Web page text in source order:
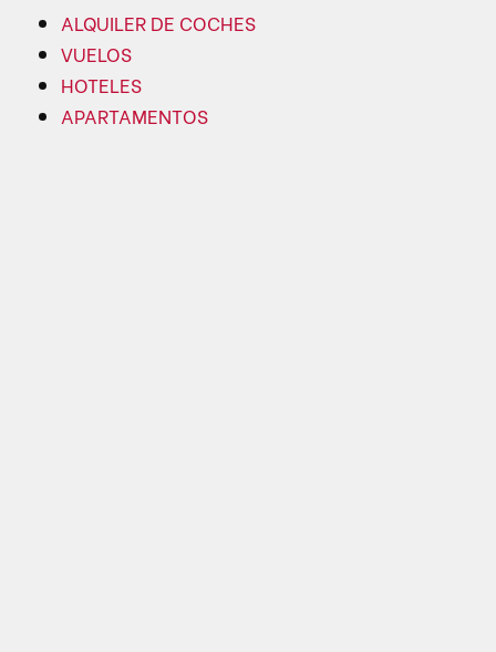
ALQUILER DE COCHES
VUELOS
HOTELES
APARTAMENTOS